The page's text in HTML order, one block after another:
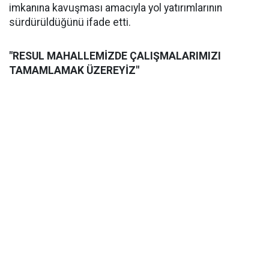
imkanına kavuşması amacıyla yol yatırımlarının
sürdürüldüğünü ifade etti.
"RESUL MAHALLEMİZDE ÇALIŞMALARIMIZI
TAMAMLAMAK ÜZEREYİZ"